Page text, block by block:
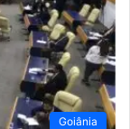
Goiânia